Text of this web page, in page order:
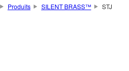
Produits SILENT BRASS™ STJ